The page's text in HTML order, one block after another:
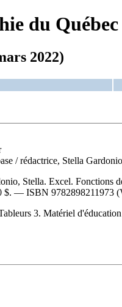
du Québec
2022)
/ rédactrice, Stella
Stella. Excel. Fonctions
$. — ISBN 9782898211973
3. Matériel